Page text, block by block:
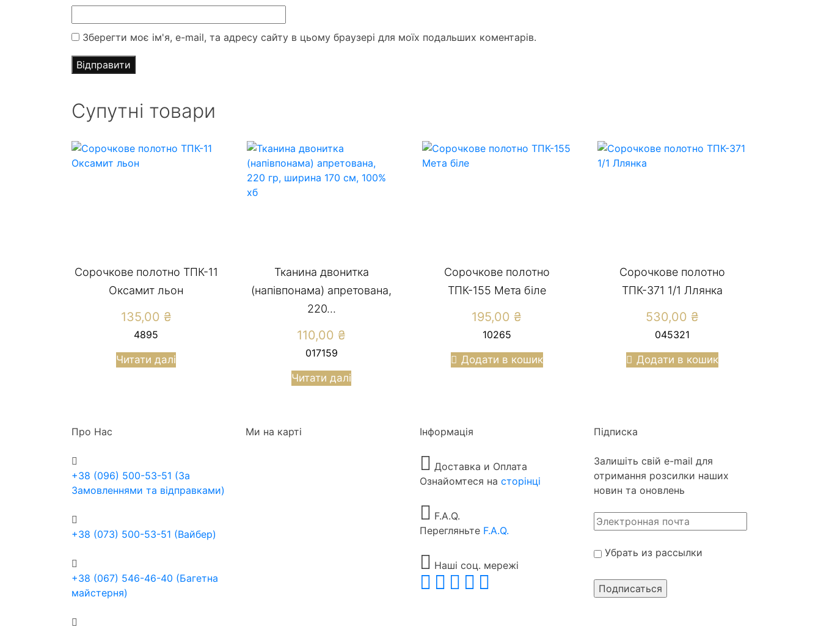
Зберегти моє ім'я, e-mail, та адресу сайту в цьому браузері для моїх подальших коментарів.
Супутні товари
Сорочкове полотно ТПК-11
Оксамит льон
135,00 ₴
4895
Читати далі
Тканина двонитка
(напівпонама) апретована,
220...
110,00 ₴
017159
Читати далі
Сорочкове полотно
ТПК-155 Мета біле
195,00 ₴
10265
Додати в кошик
Сорочкове полотно
ТПК-371 1/1 Ллянка
530,00 ₴
045321
Додати в кошик
Про Нас
+38 (096) 500-53-51 (За
Замовленнями та відправками)
+38 (073) 500-53-51 (Вайбер)
+38 (067) 546-46-40 (Багетна
майстерня)
Ми на карті Інформація
Доставка и Оплата
Ознайомтеся на сторінці
F.A.Q.
Перегляньте F.A.Q.
Наші соц. мережі
Підписка
Залишіть свій e-mail для
отримання розсилки наших
новин та оновлень
Убрать из рассылки